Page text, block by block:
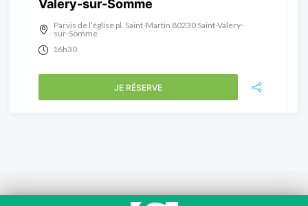
Valery-sur-Somme
Parvis de l’église pl. Saint-Martin 80230 Saint-Valery-
sur-Somme
16h30
JE RÉSERVE